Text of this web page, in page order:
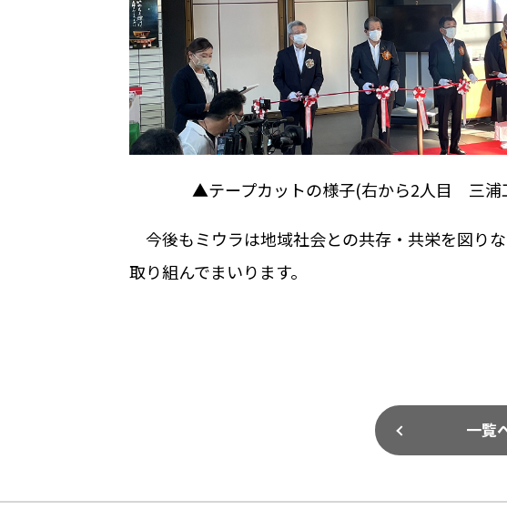
▲テープカットの様子(右から2人目 三浦
今後もミウラは地域社会との共存・共栄を図り
取り組んでまいります。
一覧